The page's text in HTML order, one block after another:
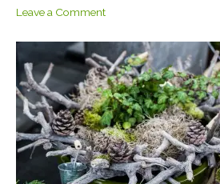
Leave a Comment